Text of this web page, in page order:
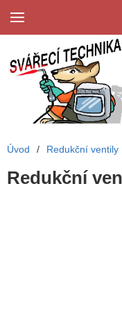
Úvod / Redukční ventily
Redukční